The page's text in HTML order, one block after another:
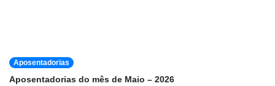
Aposentadorias
Aposentadorias do mês de Maio – 2026